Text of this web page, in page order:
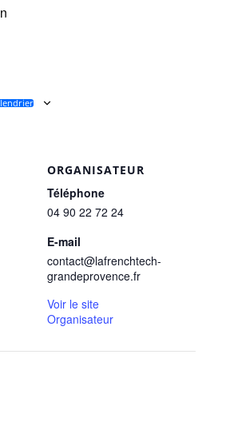
ORGANISATEUR
Téléphone
04 90 22 72 24
E-mail
contact@lafrenchtech-
grandeprovence.fr
Voir le site
Organisateur